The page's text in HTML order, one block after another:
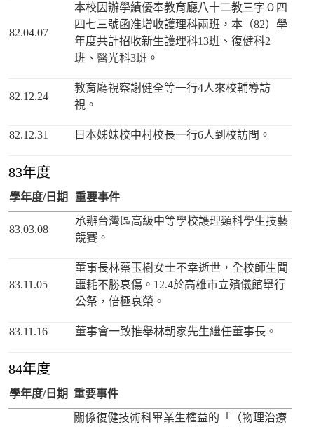
82.04.07
本校因辦學績優奉教育廳八十二教三字０四
四七三號函准增收護理科兩班，本（82）學
年度共計招收新生護理科13班、復健科2
班、醫光科3班。
82.12.24
教育廳視察謝健全等一行4人來校輔導訪
視。
82.12.31 日本姊妹校中村校長一行6人到校訪問。
83年度
學年度/日期 重要事件
83.03.08
承辦台灣區高級中等學校護理類科學生技藝
競賽。
83.11.05
董事長林蔡玉樹女士不幸逝世，全校師生聞
噩耗不勝哀傷。12.4於高雄市立殯儀館舉行
公祭，倍極哀榮。
83.11.16 董事會一致推舉林朝家先生繼任董事長。
84年度
學年度/日期 重要事件
關係復健技術科畢業生權益的「（物理治療